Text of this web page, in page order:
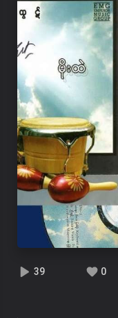
39 0